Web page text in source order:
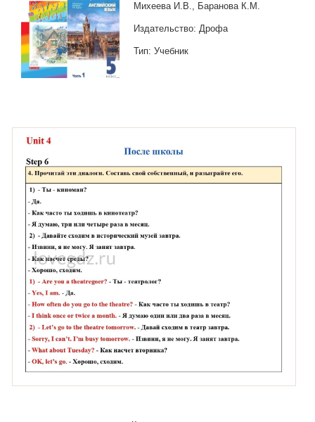
Михеева И.В., Баранова К.М.
Издательство: Дрофа
Тип: Учебник